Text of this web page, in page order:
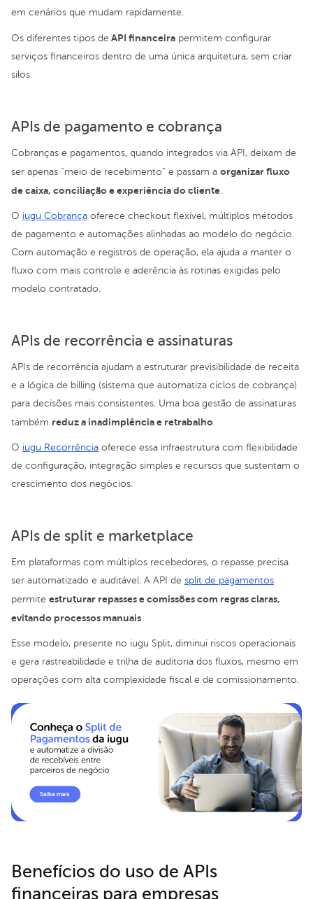
em cenários que mudam rapidamente.
Os diferentes tipos de API financeira permitem configurar
serviços financeiros dentro de uma única arquitetura, sem criar
silos.
APIs de pagamento e cobrança
Cobranças e pagamentos, quando integrados via API, deixam de
ser apenas “meio de recebimento” e passam a organizar fluxo
de caixa, conciliação e experiência do cliente
O iugu Cobrança oferece checkout flexível, múltiplos métodos
de pagamento e automações alinhadas ao modelo do negócio.
Com automação e registros de operação, ela ajuda a manter o
fluxo com mais controle e aderência às rotinas exigidas pelo
modelo contratado.
APIs de recorrência e assinaturas
APIs de recorrência ajudam a estruturar previsibilidade de receita
e a lógica de billing (sistema que automatiza ciclos de cobrança)
para decisões mais consistentes. Uma boa gestão de assinaturas
também reduz a inadimplência e retrabalho
O iugu Recorrência oferece essa infraestrutura com flexibilidade
de configuração, integração simples e recursos que sustentam o
crescimento dos negócios.
APIs de split e marketplace
Em plataformas com múltiplos recebedores, o repasse precisa
ser automatizado e auditável. A API de split de pagamentos
permite estruturar repasses e comissões com regras claras,
evitando processos manuais
Esse modelo, presente no iugu Split, diminui riscos operacionais
e gera rastreabilidade e trilha de auditoria dos fluxos, mesmo em
operações com alta complexidade fiscal e de comissionamento.
Benefícios do uso de APIs
financeiras para empresas